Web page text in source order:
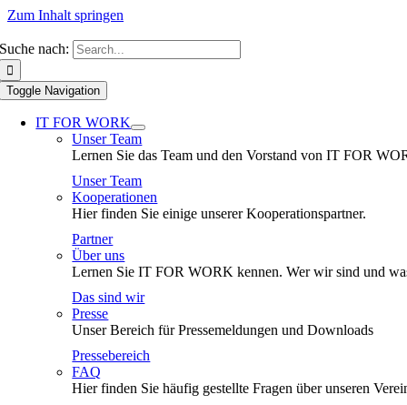
Zum Inhalt springen
Suche nach:
Toggle Navigation
IT FOR WORK
Unser Team
Lernen Sie das Team und den Vorstand von IT FOR
Unser Team
Kooperationen
Hier finden Sie einige unserer Kooperationspartner.
Partner
Über uns
Lernen Sie IT FOR WORK kennen. Wer wir sind und
Das sind wir
Presse
Unser Bereich für Pressemeldungen und Downloads
Pressebereich
FAQ
Hier finden Sie häufig gestellte Fragen über unseren